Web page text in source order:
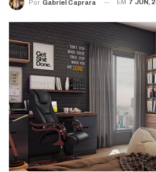
Por Gabriel Caprara EM 7 JUN,